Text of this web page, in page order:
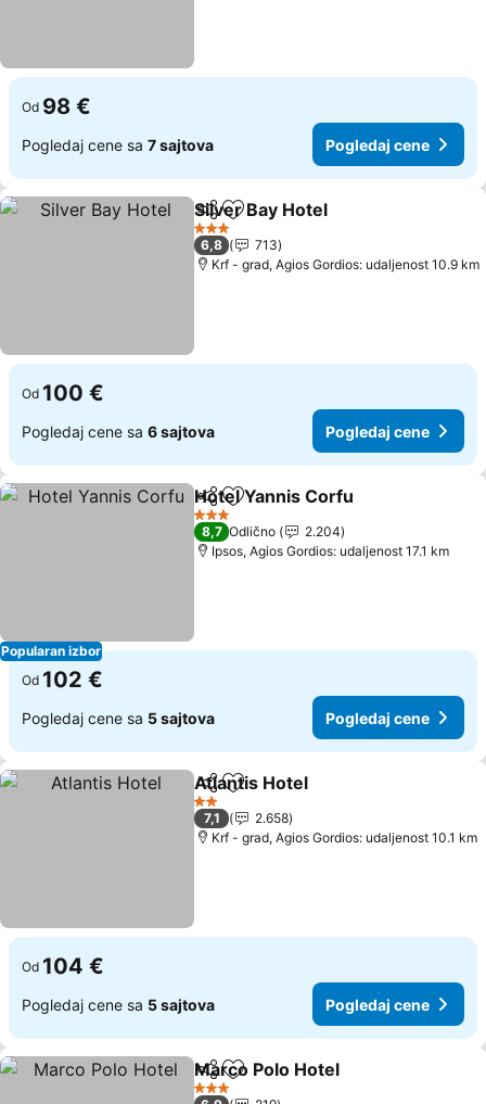
Od 98 €
Pogledaj cene sa 7 sajtova Pogledaj cene
Deli Dodati u favorite
Silver Bay Hotel
3 Zvezdice
6,8
713
Krf - grad, Agios Gordios: udaljenost 10.9 km
Od 100 €
Pogledaj cene sa 6 sajtova Pogledaj cene
Popularan izbor
Deli Dodati u favorite
Hotel Yannis Corfu
3 Zvezdice
8,7 Odlično
2.204
Ipsos, Agios Gordios: udaljenost 17.1 km
Od 102 €
Pogledaj cene sa 5 sajtova Pogledaj cene
Deli Dodati u favorite
Atlantis Hotel
2 Zvezdice
7,1
2.658
Krf - grad, Agios Gordios: udaljenost 10.1 km
Od 104 €
Pogledaj cene sa 5 sajtova Pogledaj cene
Deli Dodati u favorite
Marco Polo Hotel
3 Zvezdice